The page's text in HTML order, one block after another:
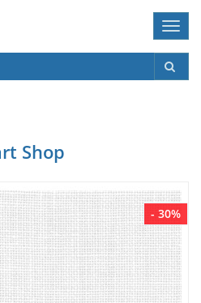
Shop
- 30%